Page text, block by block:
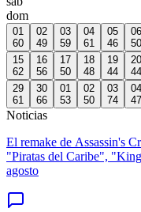
dom
01
60
02
49
03
59
04
61
05
46
06
50
15
62
16
56
17
50
18
48
19
44
20
44
29
61
30
66
01
53
02
50
03
74
04
47
Noticias
El remake de Assassin's
"Piratas del Caribe",
agosto